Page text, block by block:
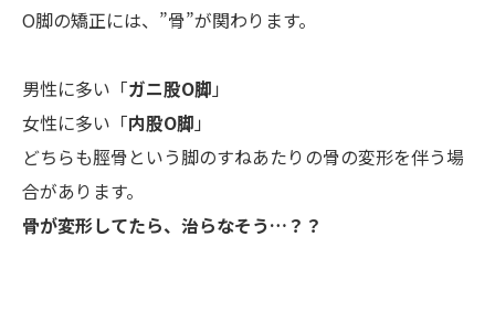
O脚の矯正には、”骨”が関わります。
男性に多い「ガニ股O脚 」
女性に多い「内股O脚 」
どちらも脛骨という脚のすねあたりの骨の変形を伴う場
合があります。
骨が変形してたら、治らなそう…？？